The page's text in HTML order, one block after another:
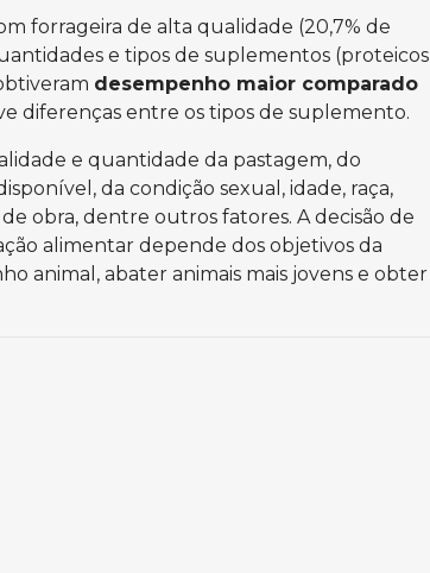
forrageira de alta qualidade (20,7% de
e tipos de suplementos (proteicos
desempenho maior comparado
diferenças entre os tipos de suplemento.
e quantidade da pastagem, do
da condição sexual, idade, raça,
obra, dentre outros fatores. A decisão de
alimentar depende dos objetivos da
animal, abater animais mais jovens e obter